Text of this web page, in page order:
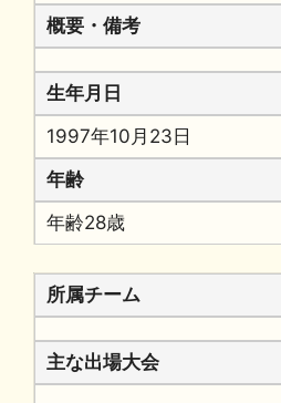
概要・備考
生年月日
1997年10月23日
年齢
年齢28歳
所属チーム
主な出場大会